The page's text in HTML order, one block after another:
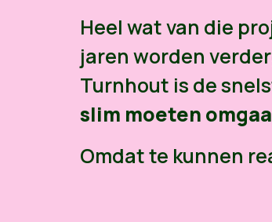
Heel wat van die
jaren worden
Turnhout is de
slim moeten
Omdat te kunnen